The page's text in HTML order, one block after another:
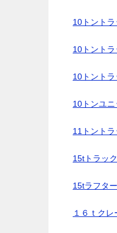
10トント
10トント
10トント
10トンユ
11トント
15tトラッ
15tラフタ
１６ｔク